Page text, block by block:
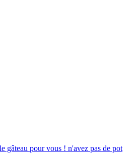
gâteau pour vous ! n'avez pas de pot